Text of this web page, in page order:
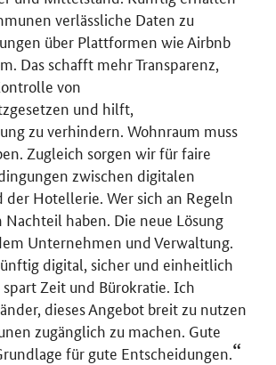
verlässliche Daten zu
über Plattformen wie Airbnb
Das schafft mehr Transparenz,
von
und hilft,
zu verhindern. Wohnraum muss
Zugleich sorgen wir für faire
zwischen digitalen
Hotellerie. Wer sich an Regeln
haben. Die neue Lösung
Unternehmen und Verwaltung.
digital, sicher und einheitlich
Zeit und Bürokratie. Ich
dieses Angebot breit zu nutzen
zugänglich zu machen. Gute
für gute Entscheidungen.